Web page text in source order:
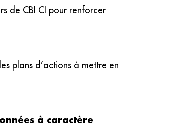
de CBI CI pour renforcer
plans d’actions à mettre en
à caractère